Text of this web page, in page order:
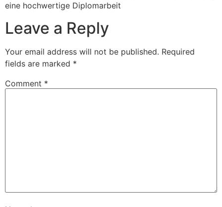
eine hochwertige Diplomarbeit
Leave a Reply
Your email address will not be published. Required
fields are marked *
Comment *